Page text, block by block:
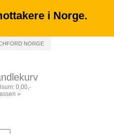
i Norge.
NORGE
0,00,-
»